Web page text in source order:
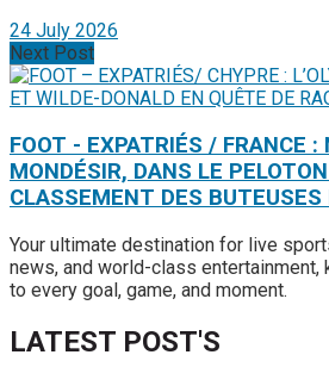
24 July 2026
Next Post
FOOT - EXPATRIÉS / FRANCE :
MONDÉSIR, DANS LE
CLASSEMENT DES
Your ultimate destination for live
news, and world-class entertainment,
to every goal, game, and moment.
LATEST POST'S